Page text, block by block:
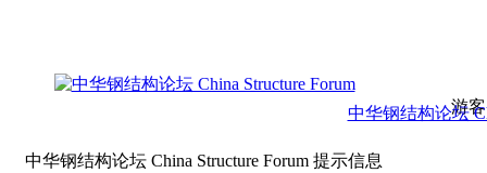
游
中华钢结构论坛
中华钢结构论坛 China Structure Forum 提示信息